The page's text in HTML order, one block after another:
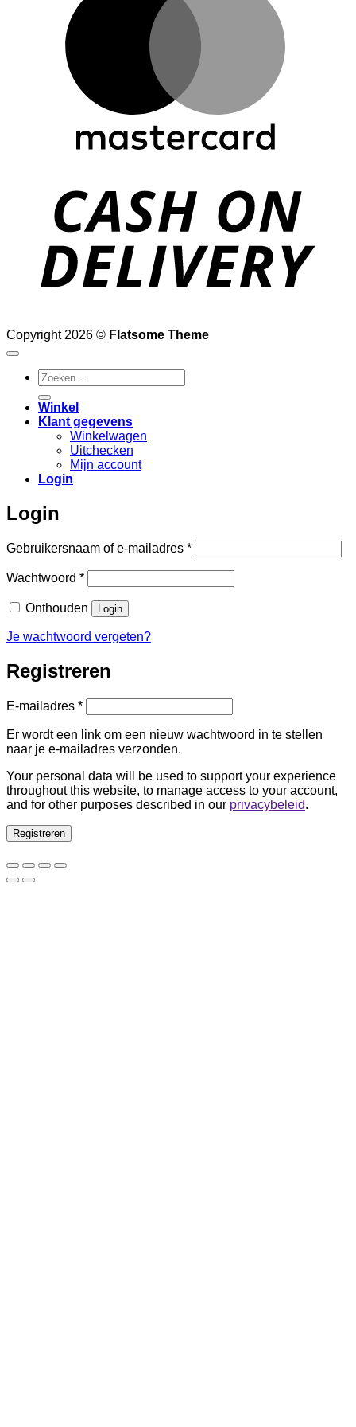
Copyright 2026 © Flatsome Theme
Zoeken
naar:
Winkel
Klant gegevens
Winkelwagen
Uitchecken
Mijn account
Login
Login
Gebruikersnaam of e-mailadres *Vereist
Wachtwoord *Vereist
Onthouden Login
Je wachtwoord vergeten?
Registreren
E-mailadres *Vereist
Er wordt een link om een nieuw wachtwoord in te stellen
naar je e-mailadres verzonden.
Your personal data will be used to support your experience
throughout this website, to manage access to your account,
and for other purposes described in our privacybeleid.
Registreren